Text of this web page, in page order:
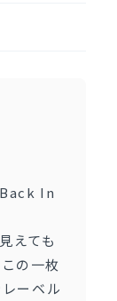
In
えても
の一枚
ーベル